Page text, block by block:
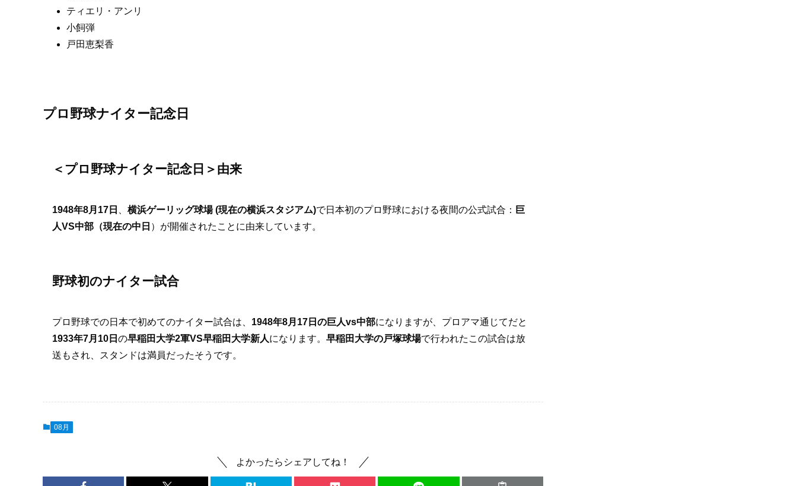
ティエリ・アンリ
小飼弾
戸田恵梨香
プロ野球ナイター記念日
＜プロ野球ナイター記念日＞由来
1948年8月17日 横浜ゲーリッグ球場 (現在の横浜スタジアム)で日本初のプロ野球における夜間の公式試合： 巨
人VS中部（現在の中日 ）が開催されたことに由来しています。
野球初のナイター試合
プロ野球での日本で初めてのナイター試合は、 1948年8月17日の巨人vs中部になりますが、プロアマ通じてだと
1933年7月10日 の早稲田大学2軍VS早稲田大学新人になります。 早稲田大学の戸塚球場で行われたこの試合は放
送もされ、スタンドは満員だったそうです。
08月
よかったらシェアしてね！